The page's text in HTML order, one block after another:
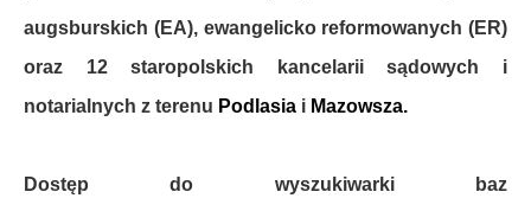
augsburskich (EA), ewangelicko reformowanych (ER)
oraz 12 staropolskich kancelarii sądowych i
notarialnych z terenu Podlasia i Mazowsza.
Dostęp do wyszukiwarki baz